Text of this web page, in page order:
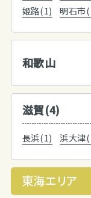
姫路(1)
明石市
和歌山
滋賀(4)
長浜(1) 浜大津
東海エリア